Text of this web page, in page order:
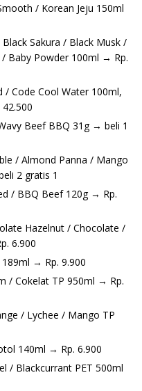
/ Korean Jeju 150ml
Black Sakura / Black Musk /
/ Baby Powder 100ml → Rp.
/ Code Cool Water 100ml,
Beef BBQ 31g → beli 1
/ Almond Panna / Mango
2 gratis 1
/ BBQ Beef 120g → Rp.
Hazelnut / Chocolate /
6.900
189ml → Rp. 9.900
/ Cokelat TP 950ml → Rp.
/ Lychee / Mango TP
140ml → Rp. 6.900
/ Blackcurrant PET 500ml